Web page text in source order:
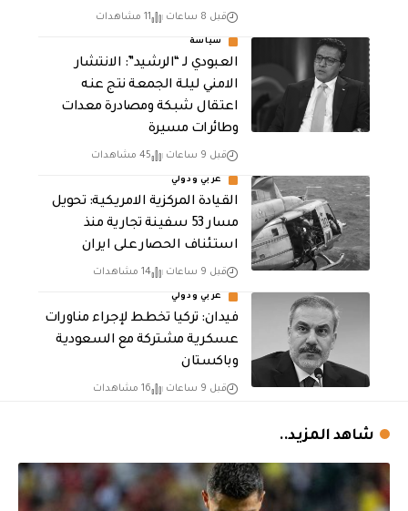
قبل 8 ساعات 11 مشاهدات
سياسة
العبودي لـ “الرشيد”: الانتشار
الامني ليلة الجمعة نتج عنه
اعتقال شبكة ومصادرة معدات
وطائرات مسيرة
قبل 9 ساعات 45 مشاهدات
عربي ودولي
القيادة المركزية الامريكية: تحويل
مسار 53 سفينة تجارية منذ
استئناف الحصار على ايران
قبل 9 ساعات 14 مشاهدات
عربي ودولي
فيدان: تركيا تخطط لإجراء مناورات
عسكرية مشتركة مع السعودية
وباكستان
قبل 9 ساعات 16 مشاهدات
شاهد المزيد..